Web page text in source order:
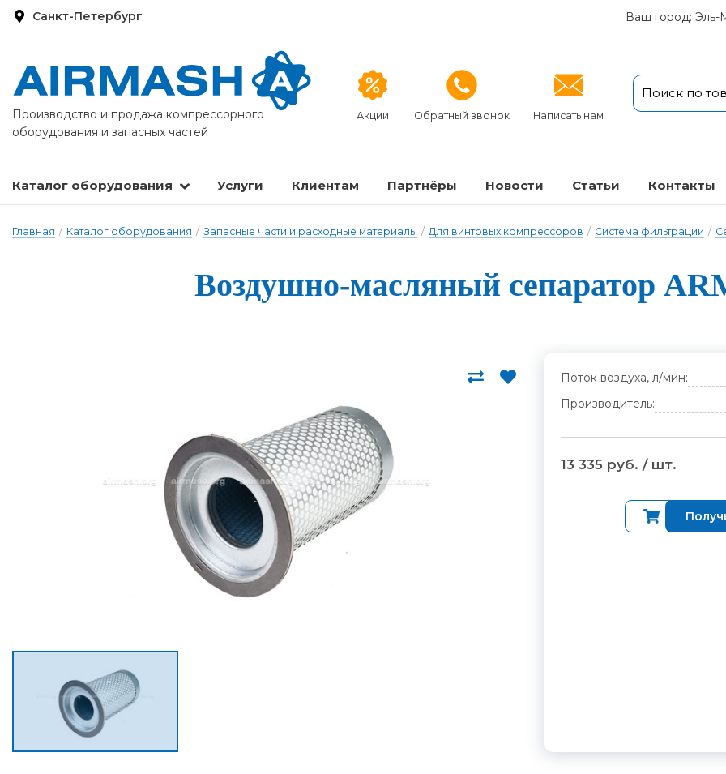
Санкт-Петербург Ваш город: Эль-
Производство и продажа компрессорного
оборудования и запасных частей
Акции Обратный звонок Написать нам
Каталог оборудования Услуги Клиентам Партнёры Новости Статьи Кон­так­ты
Главная / Каталог оборудования / Запасные части и расходные материалы / Для винтовых компрессоров / Система фильтрации /
Воздушно-масля­ный се­па­ра­тор
Поток воздуха, л/мин:
Производитель:
13 335 руб. / шт.
Купить